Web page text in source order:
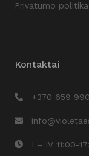
Privatumo politika
Kontaktai
+370 659
I – IV 11:00-